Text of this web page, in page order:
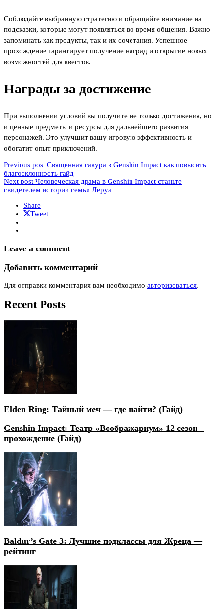
Cоблюдайте выбранную стратегию и обращайте внимание на
подсказки, которые могут появляться во время общения. Важно
запоминать как продукты, так и их сочетания. Успешное
прохождение гарантирует получение наград и открытие новых
возможностей для квестов.
Награды за достижение
При выполнении условий вы получите не только достижения, но
и ценные предметы и ресурсы для дальнейшего развития
персонажей. Это улучшит вашу игровую эффективность и
обогатит опыт приключений.
Previous post Священная сакура в Genshin Impact как повысить
благосклонность гайд
Next post Человеческая драма в Genshin Impact станьте
свидетелем истории семьи Леруа
Share
Tweet
Leave a comment
Добавить комментарий
Для отправки комментария вам необходимо авторизоваться.
Recent Posts
Elden Ring: Тайный меч — где найти? (Гайд)
Genshin Impact: Театр «Воображариум» 12 сезон –
прохождение (Гайд)
Baldur’s Gate 3: Лучшие подклассы для Жреца —
рейтинг